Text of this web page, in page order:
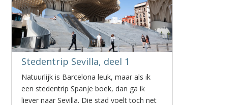
Stedentrip Sevilla, deel 1
Natuurlijk is Barcelona leuk, maar als ik
een stedentrip Spanje boek, dan ga ik
liever naar Sevilla. Die stad voelt toch net